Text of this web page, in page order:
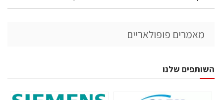
מאמרים פופולאריים
השותפים שלנו